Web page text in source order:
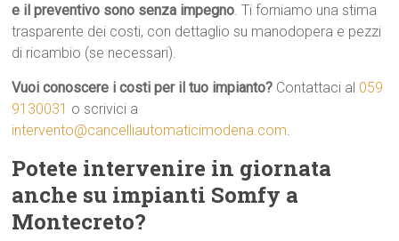
e il preventivo sono senza impegno. Ti forniamo una stima
trasparente dei costi, con dettaglio su manodopera e pezzi
di ricambio (se necessari).
Vuoi conoscere i costi per il tuo impianto? Contattaci al 059
9130031 o scrivici a
intervento@cancelliautomaticimodena.com.
Potete intervenire in giornata
anche su impianti Somfy a
Montecreto?